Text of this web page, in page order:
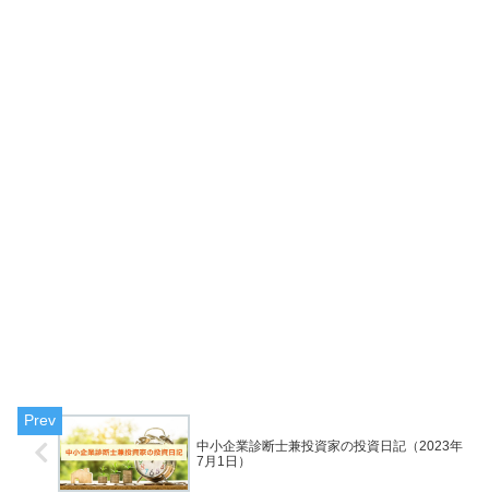
中小企業診断士兼投資家の投資日記（2023年
7月1日）